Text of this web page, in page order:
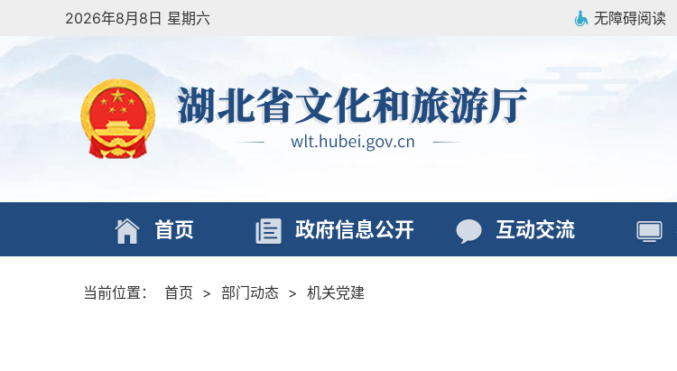
2026年8月8日 星期六 无障碍阅读
首页 政府信息公开 互动交流
当前位置： 首页 > 部门动态 > 机关党建